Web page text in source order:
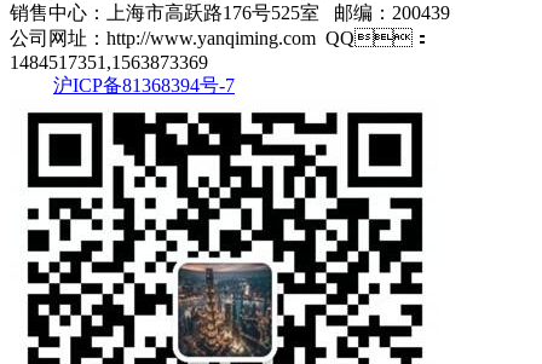
销售中心：上海市高跃路176号525室 邮编：200439
公司网址：http://www.yanqiming.com QQ：
1484517351,1563873369
沪ICP备81368394号-7